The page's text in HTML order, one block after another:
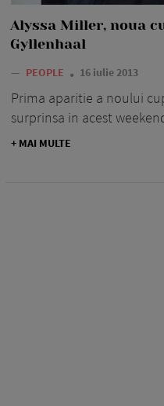
Alyssa Miller, noua
Gyllenhaal
— PEOPLE 16 iulie 2013
Prima aparitie a noului
surprinsa in acest
+ MAI MULTE